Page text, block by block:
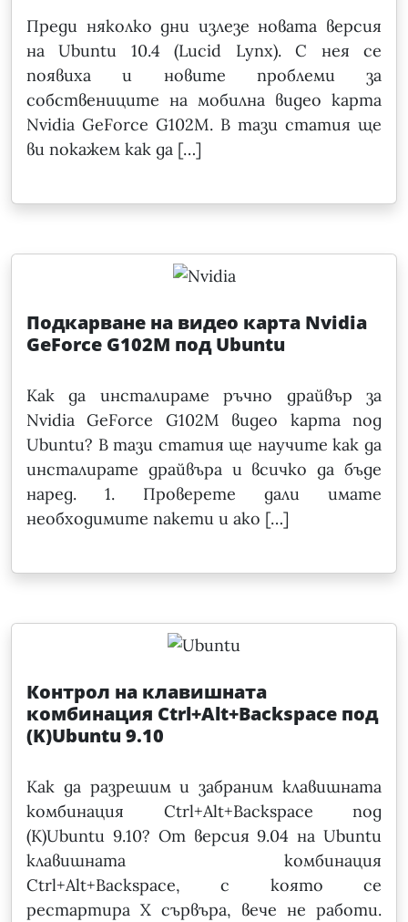
Преди няколко дни излезе новата версия
на Ubuntu 10.4 (Lucid Lynx). С нея се
появиха и новите проблеми за
собствениците на мобилна видео карта
Nvidia GeForce G102M. В тази статия ще
ви покажем как да […]
Подкарване на видео карта Nvidia
GeForce G102M под Ubuntu
Как да инсталираме ръчно драйвър за
Nvidia GeForce G102M видео карта под
Ubuntu? В тази статия ще научите как да
инсталирате драйвъра и всичко да бъде
наред. 1. Проверете дали имате
необходимите пакети и ако […]
Контрол на клавишната
комбинация Ctrl+Alt+Backspace под
(K)Ubuntu 9.10
Как да разрешим и забраним клавишната
комбинация Ctrl+Alt+Backspace под
(K)Ubuntu 9.10? От версия 9.04 на Ubuntu
клавишната комбинация
Ctrl+Alt+Backspacе, с която се
рестартира Х сървъра, вече не работи.